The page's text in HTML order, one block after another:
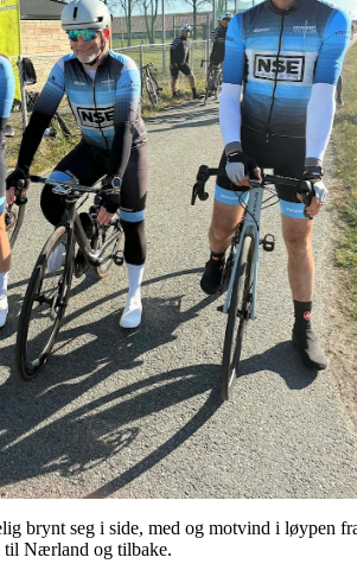
brynt seg i side, med og motvind i løypen
til Nærland og tilbake.